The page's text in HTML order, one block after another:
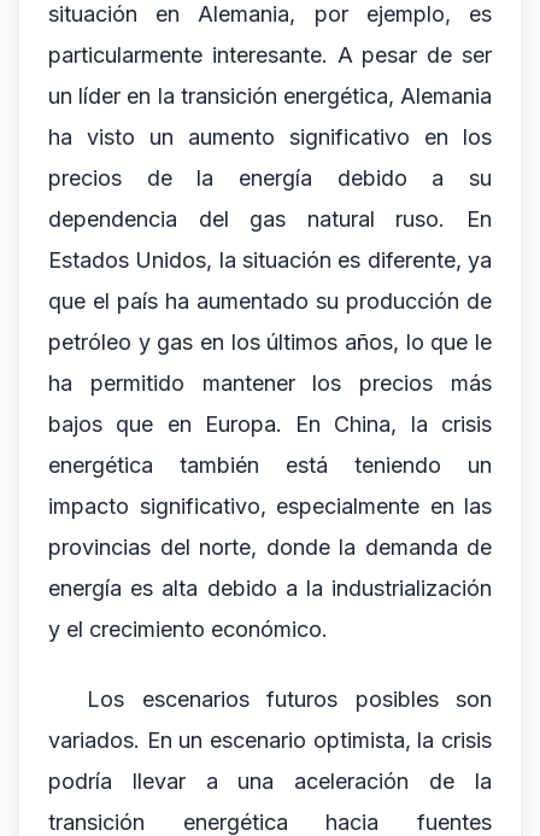
situación en Alemania, por ejemplo, es
particularmente interesante. A pesar de ser
un líder en la transición energética, Alemania
ha visto un aumento significativo en los
precios de la energía debido a su
dependencia del gas natural ruso. En
Estados Unidos, la situación es diferente, ya
que el país ha aumentado su producción de
petróleo y gas en los últimos años, lo que le
ha permitido mantener los precios más
bajos que en Europa. En China, la crisis
energética también está teniendo un
impacto significativo, especialmente en las
provincias del norte, donde la demanda de
energía es alta debido a la industrialización
y el crecimiento económico.
Los escenarios futuros posibles son
variados. En un escenario optimista, la crisis
podría llevar a una aceleración de la
transición energética hacia fuentes